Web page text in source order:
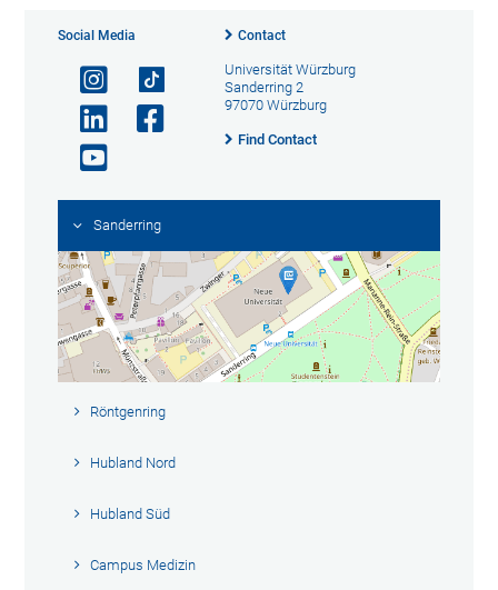
Social Media Contact
Universität Würzburg
Sanderring 2
97070 Würzburg
Find Contact
Sanderring
Röntgenring
Hubland Nord
Hubland Süd
Campus Medizin